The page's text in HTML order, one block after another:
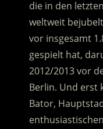
die in den
weltweit
vor insgesamt
gespielt hat,
2012/2013 vor
Berlin. Und erst
Bator,